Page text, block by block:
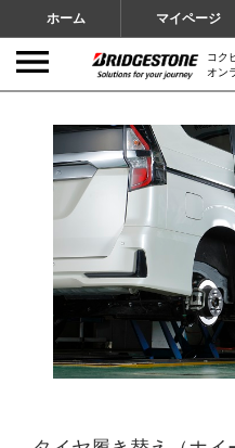
ホーム マイページ
コク
オン